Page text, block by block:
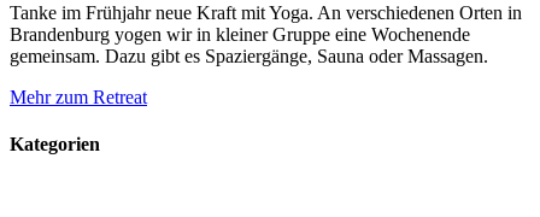
Tanke im Frühjahr neue Kraft mit Yoga. An verschiedenen Orten in
Brandenburg yogen wir in kleiner Gruppe eine Wochenende
gemeinsam. Dazu gibt es Spaziergänge, Sauna oder Massagen.
Mehr zum Retreat
Kategorien